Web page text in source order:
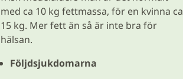
med ca 10 kg fettmassa, för en kvinna ca
15 kg. Mer fett än så är inte bra för
hälsan.
Följdsjukdomarna